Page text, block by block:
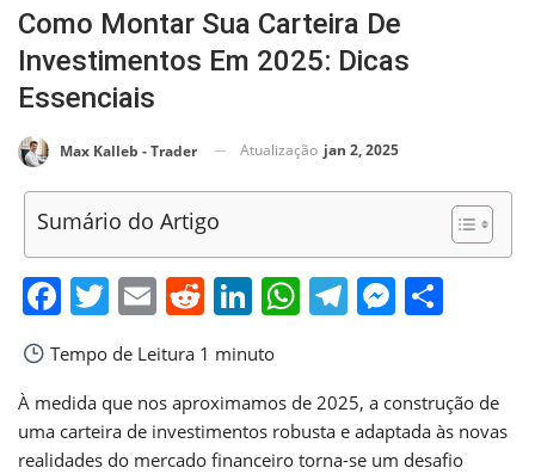
Como Montar Sua Carteira De
Investimentos Em 2025: Dicas
Essenciais
Max Kalleb - Trader Atualização jan 2, 2025
Sumário do Artigo
Facebook
Twitter
EmailReddit
LinkedIn
WhatsApp
Telegram
Tempo de Leitura 1 minuto
À medida que nos aproximamos de 2025, a construção de
uma carteira de investimentos robusta e adaptada às novas
realidades do mercado financeiro torna-se um desafio